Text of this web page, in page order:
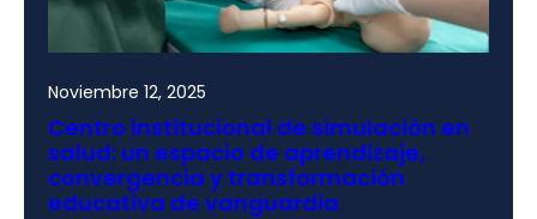
Noviembre 12, 2025
Centro institucional de simulación en
salud: un espacio de aprendizaje,
convergencia y transformación
educativa de vanguardia